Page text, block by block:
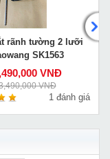
rãnh tường 2 lưỡi
SK1563
VNĐ
VNĐ
1 đánh giá